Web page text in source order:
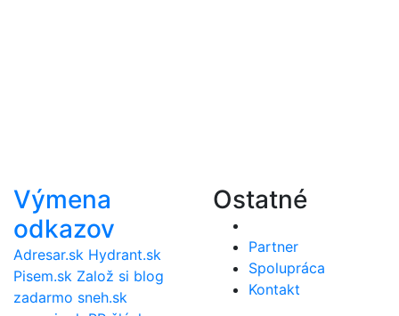
Výmena
odkazov
Adresar.sk Hydrant.sk
Pisem.sk Založ si blog
zadarmo sneh.sk
Ostatné
Partner
Spolupráca
Kontakt